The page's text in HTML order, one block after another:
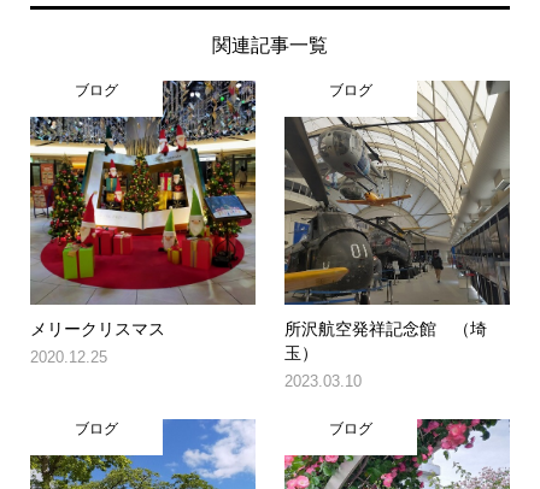
関連記事一覧
ブログ
メリークリスマス
2020.12.25
ブログ
所沢航空発祥記念館 （埼
玉）
2023.03.10
ブログ ブログ